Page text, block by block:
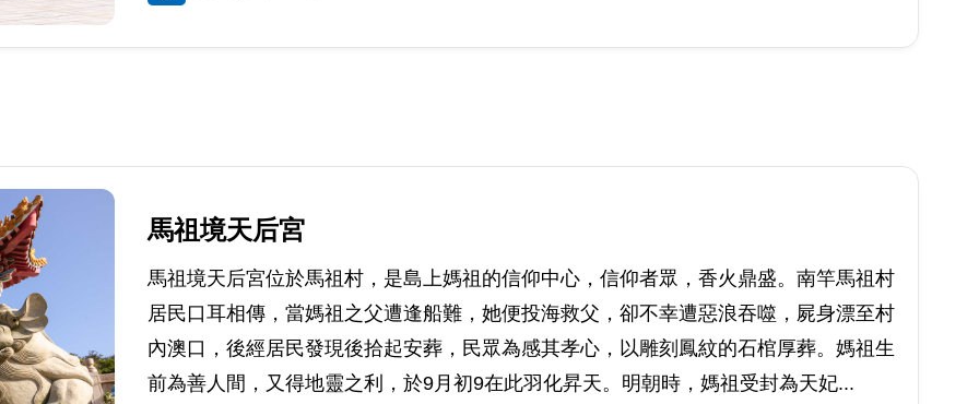
馬祖境天后宮
馬祖境天后宮位於馬祖村，是島上媽祖的信仰中心，信仰者眾，香火鼎盛。南竿馬祖村
居民口耳相傳，當媽祖之父遭逢船難，她便投海救父，卻不幸遭惡浪吞噬，屍身漂至村
內澳口，後經居民發現後拾起安葬，民眾為感其孝心，以雕刻鳳紋的石棺厚葬。媽祖生
前為善人間，又得地靈之利，於9月初9在此羽化昇天。明朝時，媽祖受封為天妃...